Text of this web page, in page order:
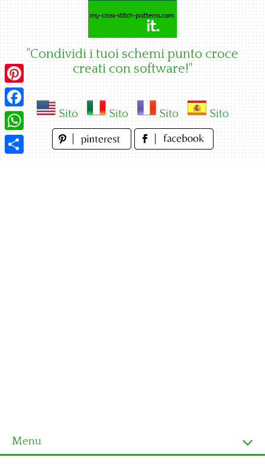
"Condividi i tuoi schemi punto croce
creati con software!"
Sito Sito Sito Sito
Menu
Pinterest
Facebook
WhatsApp